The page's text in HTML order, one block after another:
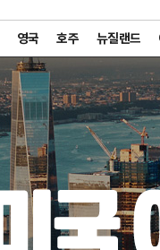
영국 호주 뉴질랜드